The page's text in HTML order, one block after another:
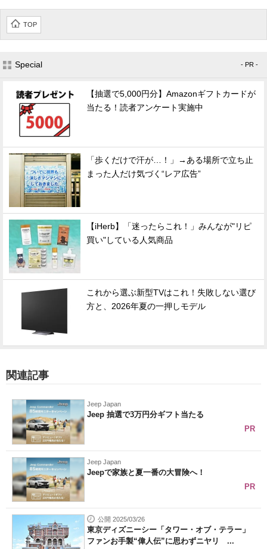
TOP
Special - PR -
【抽選で5,000円分】Amazonギフトカードが
当たる！読者アンケート実施中
「歩くだけで汗が…！」→ある場所で立ち止
まった人だけ気づく“レア広告”
【iHerb】「迷ったらこれ！」みんなが"リピ
買い"している人気商品
これから選ぶ新型TVはこれ！失敗しない選び
方と、2026年夏の一押しモデル
関連記事
Jeep Japan
Jeep 抽選で3万円分ギフト当たる
PR
Jeep Japan
Jeepで家族と夏一番の大冒険へ！
PR
公開 2025/03/26
東京ディズニーシー「タワー・オブ・テラー」
ファンお手製“偉人伝”に思わずニヤリ ...